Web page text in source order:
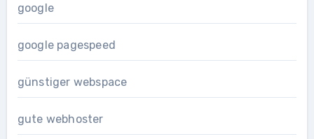
google
google pagespeed
günstiger webspace
gute webhoster